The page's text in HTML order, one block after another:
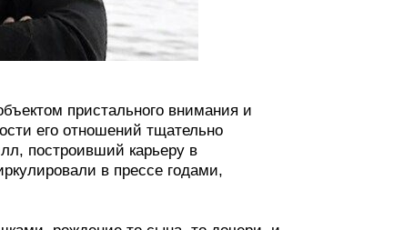
пристального внимания и
его отношений тщательно
построивший карьеру в
в прессе годами,